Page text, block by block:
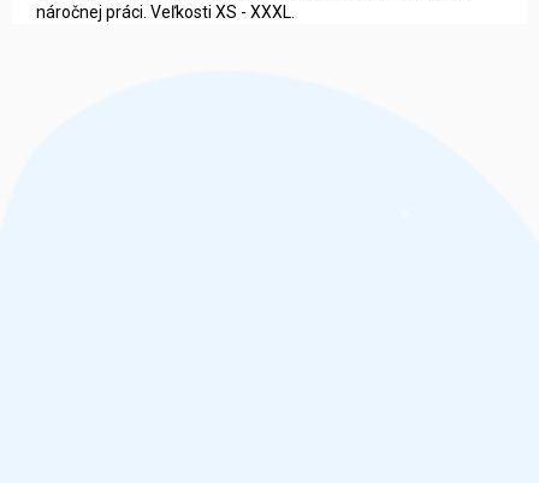
náročnej práci. Veľkosti XS - XXXL.